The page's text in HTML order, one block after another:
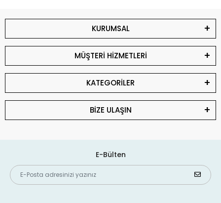
KURUMSAL
MÜŞTERİ HİZMETLERİ
KATEGORİLER
BİZE ULAŞIN
E-Bülten